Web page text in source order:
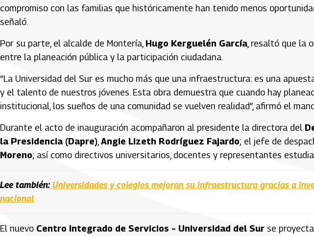
compromiso con las familias que históricamente han tenido menos
señaló.
Por su parte, el alcalde de Montería, Hugo Kerguelén García , resaltó que la
entre la planeación pública y la participación ciudadana.
“La Universidad del Sur es mucho más que una infraestructura: es una
y el talento de nuestros jóvenes. Esta obra demuestra que cuando hay
institucional, los sueños de una comunidad se vuelven realidad”, afirmó el
Durante el acto de inauguración acompañaron al presidente la directora del
la Presidencia (Dapre) Angie Lizeth Rodríguez Fajardo; el jefe de
Moreno; así como directivos universitarios, docentes y representantes
Lee también: Universidades y colegios mejoran su infraestructura gracias a
nacional
El nuevo Centro Integrado de Servicios – Universidad del Sur se